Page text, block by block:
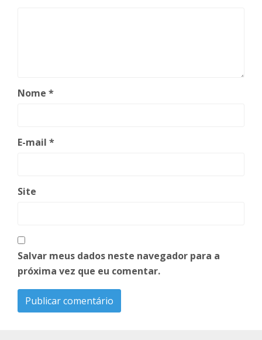
Nome *
E-mail *
Site
Salvar meus dados neste navegador para a
próxima vez que eu comentar.